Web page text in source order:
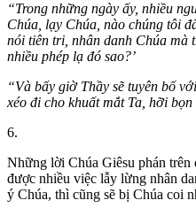
“Trong những ngày ấy, nhiều
Chúa, lạy Chúa, nào chúng tôi
nói tiên tri, nhân danh Chúa mà
nhiều phép lạ đó sao?’
“Và bấy giờ Thầy sẽ tuyên bố
xéo đi cho khuất mắt Ta, hỡi
6.
Những lời Chúa Giêsu phán
được nhiều việc lẫy lừng nhân
ý Chúa, thì cũng sẽ bị Chúa coi